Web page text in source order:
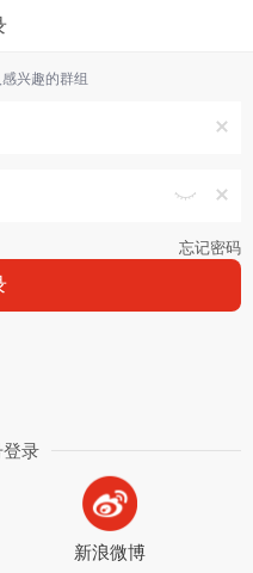
兴趣的群组
忘记密码
录
新浪微博